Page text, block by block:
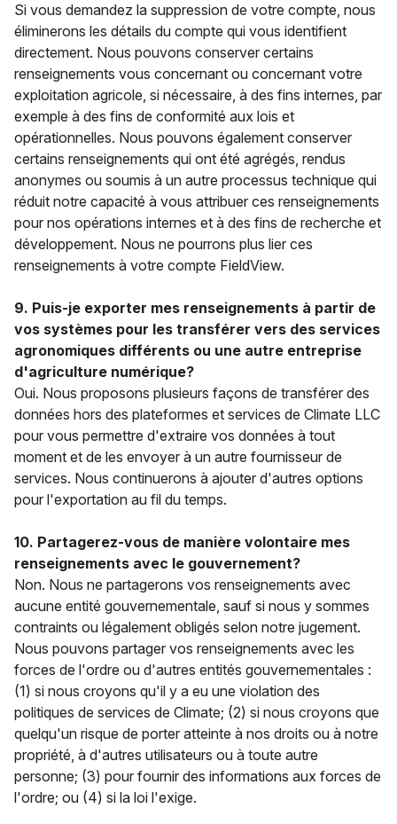
Si vous demandez la suppression de votre compte, nous
éliminerons les détails du compte qui vous identifient
directement. Nous pouvons conserver certains
renseignements vous concernant ou concernant votre
exploitation agricole, si nécessaire, à des fins internes, par
exemple à des fins de conformité aux lois et
opérationnelles. Nous pouvons également conserver
certains renseignements qui ont été agrégés, rendus
anonymes ou soumis à un autre processus technique qui
réduit notre capacité à vous attribuer ces renseignements
pour nos opérations internes et à des fins de recherche et
développement. Nous ne pourrons plus lier ces
renseignements à votre compte FieldView.
9. Puis-je exporter mes renseignements à partir de
vos systèmes pour les transférer vers des services
agronomiques différents ou une autre entreprise
d'agriculture numérique?
Oui. Nous proposons plusieurs façons de transférer des
données hors des plateformes et services de Climate LLC
pour vous permettre d'extraire vos données à tout
moment et de les envoyer à un autre fournisseur de
services. Nous continuerons à ajouter d'autres options
pour l'exportation au fil du temps.
10. Partagerez-vous de manière volontaire mes
renseignements avec le gouvernement?
Non. Nous ne partagerons vos renseignements avec
aucune entité gouvernementale, sauf si nous y sommes
contraints ou légalement obligés selon notre jugement.
Nous pouvons partager vos renseignements avec les
forces de l'ordre ou d'autres entités gouvernementales :
(1) si nous croyons qu'il y a eu une violation des
politiques de services de Climate; (2) si nous croyons que
quelqu'un risque de porter atteinte à nos droits ou à notre
propriété, à d'autres utilisateurs ou à toute autre
personne; (3) pour fournir des informations aux forces de
l'ordre; ou (4) si la loi l'exige.